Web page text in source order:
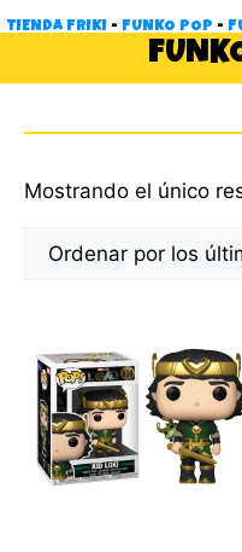
TIENDA FRIKI - FUNKO POP -
Mostrando el único